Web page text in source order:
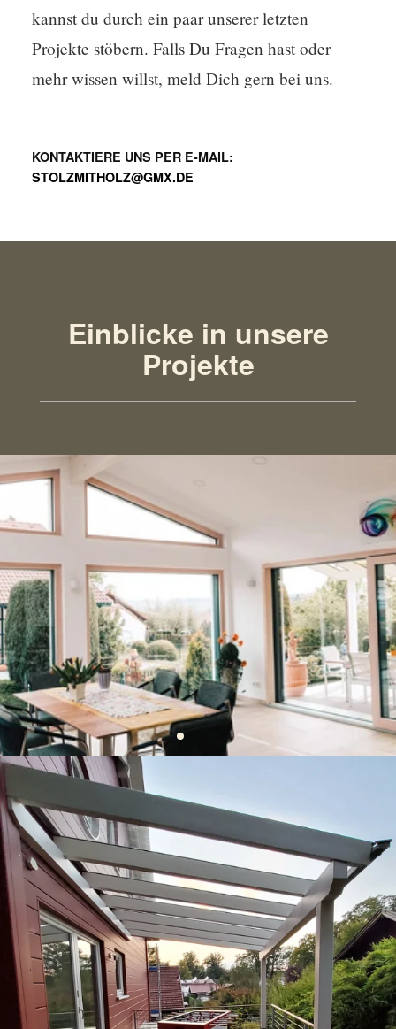
kannst du durch ein paar unserer letzten
Projekte stöbern. Falls Du Fragen hast oder
mehr wissen willst, meld Dich gern bei uns.
KONTAKTIERE UNS PER E-MAIL:
STOLZMITHOLZ@GMX.DE
Einblicke in unsere
Projekte